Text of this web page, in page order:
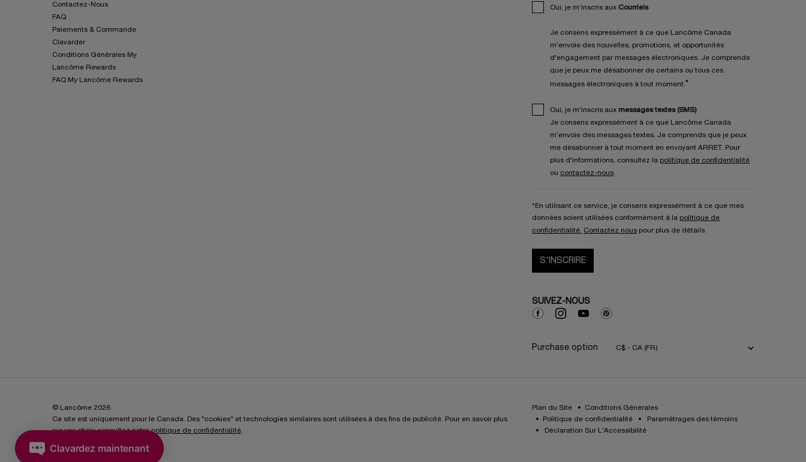
Contactez-Nous
FAQ
Paiements & Commande
Clavarder
Conditions Générales My
Lancôme Rewards
FAQ My Lancôme Rewards
Oui, je m’inscris aux Courriels
Je consens expressément à ce que Lancôme Canada
m'envoie des nouvelles, promotions, et opportunités
d'engagement par messages électroniques. Je comprends
que je peux me désabonner de certains ou tous ces
messages électroniques à tout moment. *
Oui, je m'inscris aux messages textes (SMS)
Je consens expressément à ce que Lancôme Canada
m’envoie des messages textes. Je comprends que je peux
me désabonner à tout moment en envoyant ARRET. Pour
plus d'informations, consultez la politique de confidentialité
ou contactez-nous
*En utilisant ce service, je consens expressément à ce que mes
données soient utilisées conformément à la politique de
confidentialité.
Contactez nous pour plus de détails.
S'INSCRIRE
SUIVEZ-NOUS
Purchase option C$ - CA (FR)
© Lancôme 2026
Ce site est uniquement pour le Canada. Des "cookies" et technologies similaires sont utilisées à des fins de publicité. Pour en savoir plus
sur vos choix consultez notrepolitique de confidentialité
Plan du Site
Conditions Générales
Politique de confidentialité
Paramétrages des témoins
Déclaration Sur L'Accessibilité